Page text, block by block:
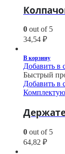
0 out of 5
34,54 ₽
В корзину
Добавить в
Быстрый
Добавить в
0 out of 5
64,82 ₽